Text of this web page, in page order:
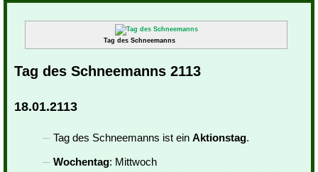
Tag des Schneemanns
Tag des Schneemanns 2113
18.01.2113
Tag des Schneemanns ist ein Aktionstag.
Wochentag: Mittwoch